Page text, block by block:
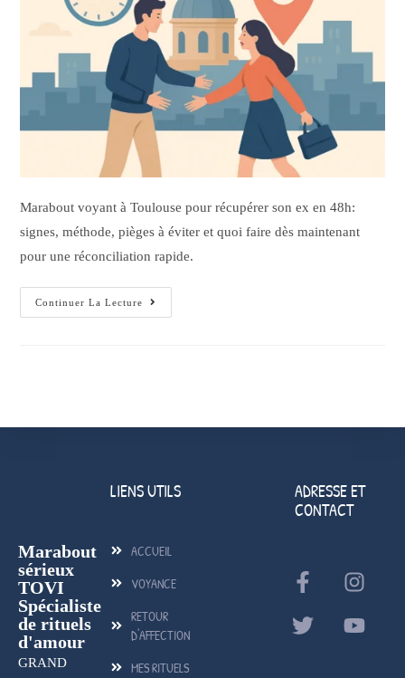
Marabout voyant à Toulouse pour récupérer son ex en 48h:
signes, méthode, pièges à éviter et quoi faire dès maintenant
pour une réconciliation rapide.
Continuer La Lecture
Marabout
sérieux
TOVI
Spécialiste
de rituels
d'amour
GRAND
LIENS UTILS
ACCUEIL
VOYANCE
RETOUR
D'AFFECTION
MES RITUELS
ADRESSE ET
CONTACT